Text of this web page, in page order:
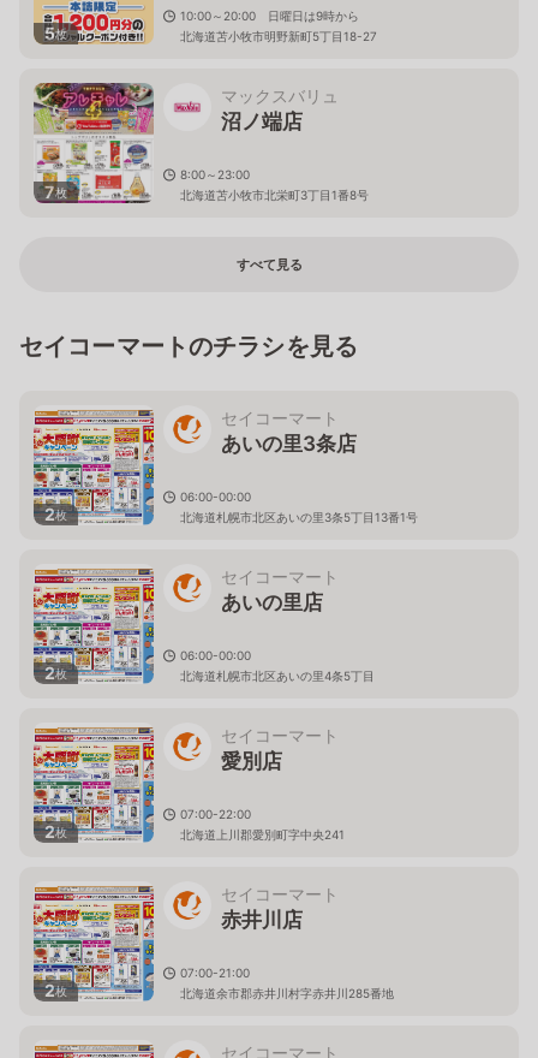
5枚
10:00～20:00 日曜日は9時から
北海道苫小牧市明野新町5丁目18-27
7枚
マックスバリュ
沼ノ端店
8:00～23:00
北海道苫小牧市北栄町3丁目1番8号
すべて見る
セイコーマートのチラシを見る
2枚
セイコーマート
あいの里3条店
06:00-00:00
北海道札幌市北区あいの里3条5丁目13番1号
2枚
セイコーマート
あいの里店
06:00-00:00
北海道札幌市北区あいの里4条5丁目
2枚
セイコーマート
愛別店
07:00-22:00
北海道上川郡愛別町字中央241
2枚
セイコーマート
赤井川店
07:00-21:00
北海道余市郡赤井川村字赤井川285番地
セイコーマート